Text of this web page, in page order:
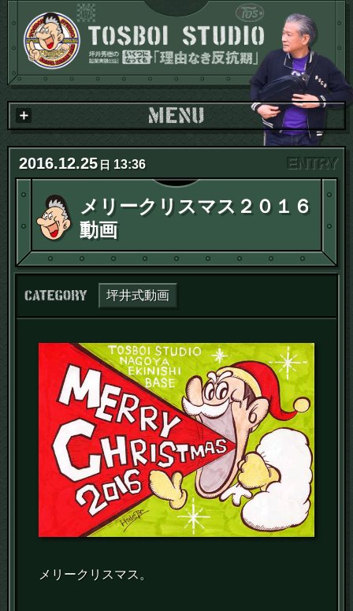
2016.12.25 日 13:36
メリークリスマス２０１６
動画
カテゴリー：
坪井式動画
メリークリスマス。